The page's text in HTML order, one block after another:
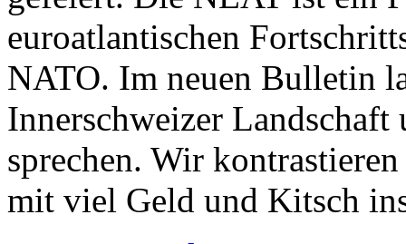
euroatlantischen
NATO. Im neuen Bulletin
Innerschweizer
sprechen. Wir
mit viel Geld und Kitsch